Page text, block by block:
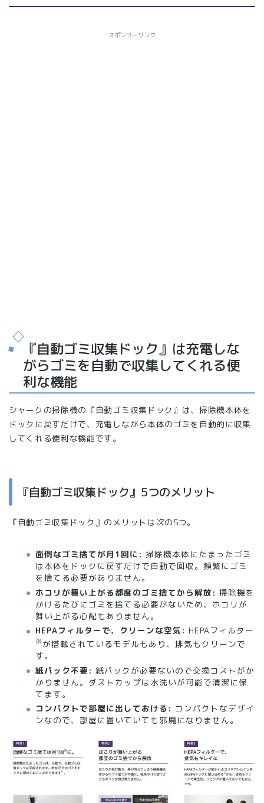
スポンサーリンク
『自動ゴミ収集ドック』は充電しな
がらゴミを自動で収集してくれる便
利な機能
シャークの掃除機の『自動ゴミ収集ドック』は、掃除機本体を
ドックに戻すだけで、充電しながら本体のゴミを自動的に収集
してくれる便利な機能です。
『自動ゴミ収集ドック』5つのメリット
『自動ゴミ収集ドック』のメリットは次の5つ。
面倒なゴミ捨てが月1回に: 掃除機本体にたまったゴミ
は本体をドックに戻すだけで自動で回収。頻繁にゴミ
を捨てる必要がありません。
ホコリが舞い上がる都度のゴミ捨てから解放: 掃除機を
かけるたびにゴミを捨てる必要がないため、ホコリが
舞い上がる心配もありません。
HEPAフィルターで、クリーンな空気: HEPAフィルター
※が搭載されているモデルもあり、排気もクリーンで
す。
紙パック不要: 紙パックが必要ないので交換コストがか
かりません。ダストカップは水洗いが可能で清潔に保
てます。
コンパクトで部屋に出しておける: コンパクトなデザイ
ンなので、部屋に置いていても邪魔になりません。